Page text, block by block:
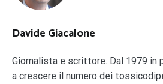
Davide Giacalone
Giornalista e scrittore. Dal 1979 in
a crescere il numero dei